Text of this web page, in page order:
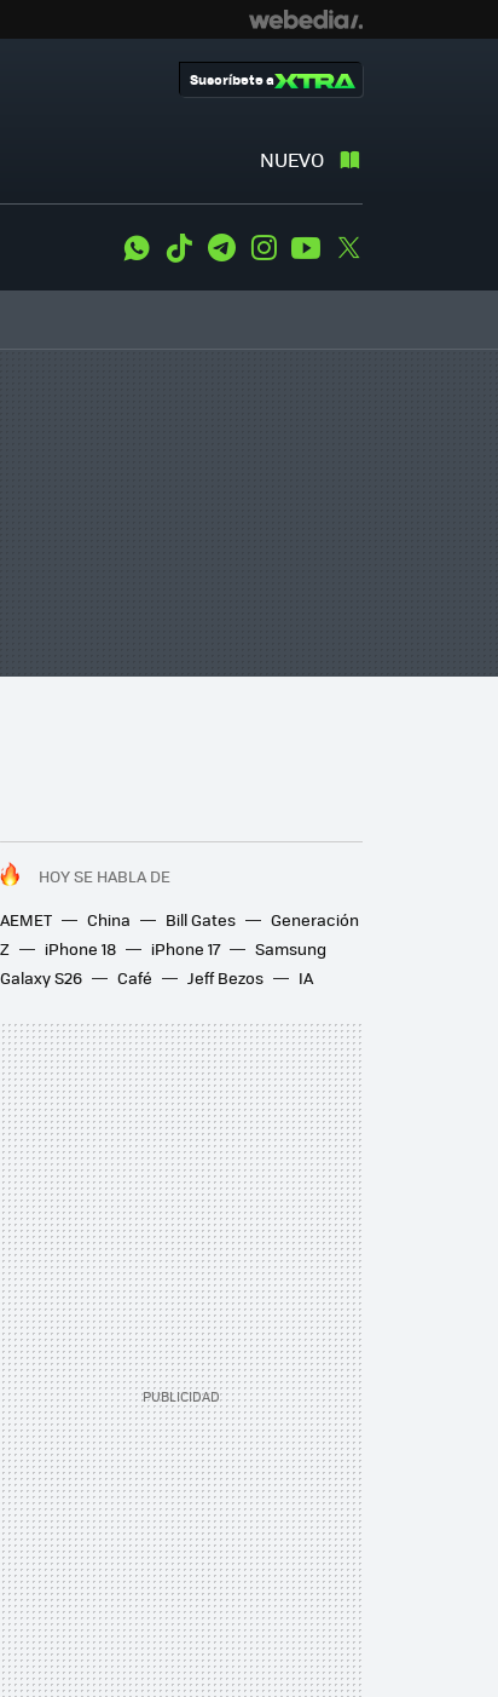
NUEVO
Suscríbete a
WhatsApp
Tiktok TelegramInstagramYoutube
HOY SE HABLA DE
AEMET
China Bill Gates
Generación
Z
iPhone 18 iPhone 17
Samsung
Galaxy S26
Café Jeff Bezos IA